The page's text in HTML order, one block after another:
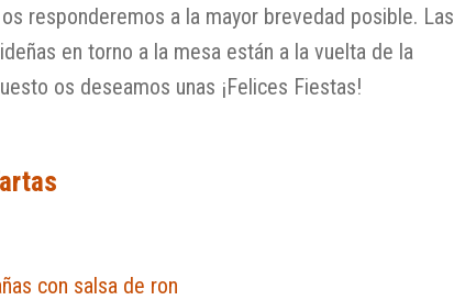
responderemos a la mayor brevedad posible. Las
en torno a la mesa están a la vuelta de la
os deseamos unas ¡Felices Fiestas!
con salsa de ron